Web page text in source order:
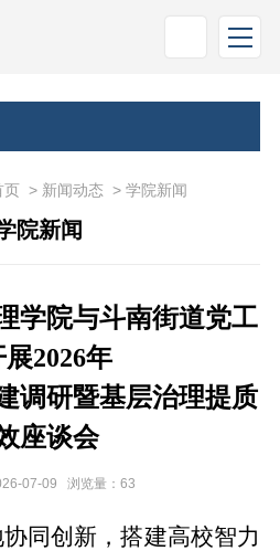
页> 新闻动态> 学院新闻
院新闻
学院与斗南街道党工
2026年
调研暨基层治理提质
座谈会
07-09 浏览量： 63
同创新，搭建高校智力